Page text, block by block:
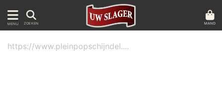
MENU ZOEKEN MAND
https://www.pleinpopschijndel....